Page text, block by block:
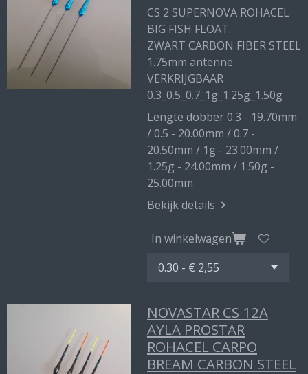
CS 2 SUPERNOVA ROHACEL
BIG FISH FLOAT.
ZWART CARBON FIBER STEEL
1.75mm antenne
VERKRIJGBAAR
0.3_0.5_0.7_1g_1.25g_1.50g
Lengte dobber 0.3 - 19.70mm
/ 0.5 - 20.00mm / 0.7 -
20.50mm / 1g - 23.00mm /
1.25g - 24.00mm / 1.50g -
25.00mm
Bekijk details
In winkelwagen
NOVASTAR CS 12A
AYLA PROSTAR
ROHACEL CARPO
BREAM CARBON STEEL